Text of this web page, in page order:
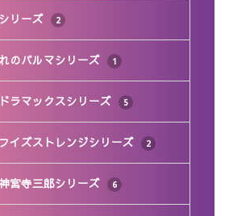
リーズ 2
のパルマシリーズ 1
ラマックスシリーズ 5
イズストレンジシリーズ 2
宮寺三郎シリーズ 6